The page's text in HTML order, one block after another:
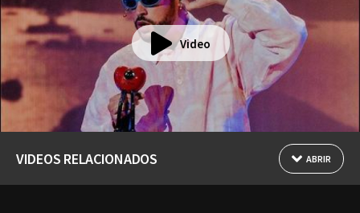
Video
VIDEOS RELACIONADOS ABRIR